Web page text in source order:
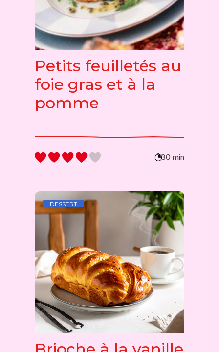
Petits feuilletés au
foie gras et à la
pomme
30 min
DESSERT